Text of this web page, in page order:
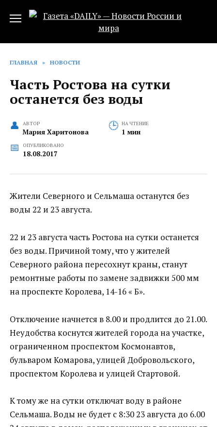
ГЛАВНАЯ » НОВОСТИ
Часть Ростова на сутки
останется без воды
АВТОР
Мария Харитонова
НА ЧТЕНИЕ
1 мин
ОПУБЛИКОВАНО
18.08.2017
Жители Северного и Сельмаша останутся без
воды 22 и 23 августа.
22 и 23 августа часть Ростова на сутки останется
без воды. Причиной тому, что у жителей
Северного района пересохнут краны, станут
ремонтные работы по замене задвижки 500 мм
на проспекте Королева, 14-16 « Б».
Отключение начнется в 8.00 и продлится до 21.00.
Неудобства коснутся жителей города на участке,
ограниченном проспектом Космонавтов,
бульваром Комарова, улицей Добровольского,
проспектом Королева и улицей Стартовой.
К тому же на сутки отключат воду в районе
Сельмаша. Воды не будет с 8:30 23 августа до 6.00